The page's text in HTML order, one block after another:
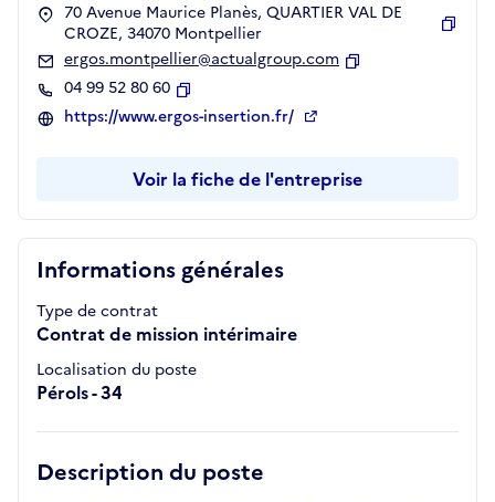
Informations générales
Type de contrat
Contrat de mission intérimaire
Localisation du poste
Pérols - 34
Description du poste
70 Avenue Maurice Planès, QUARTIER VAL DE
CROZE, 34070 Montpellier
ergos.montpellier@actualgroup.com
04 99 52 80 60
Copier
https://www.ergos-insertion.fr/
Voir la fiche de l'entreprise